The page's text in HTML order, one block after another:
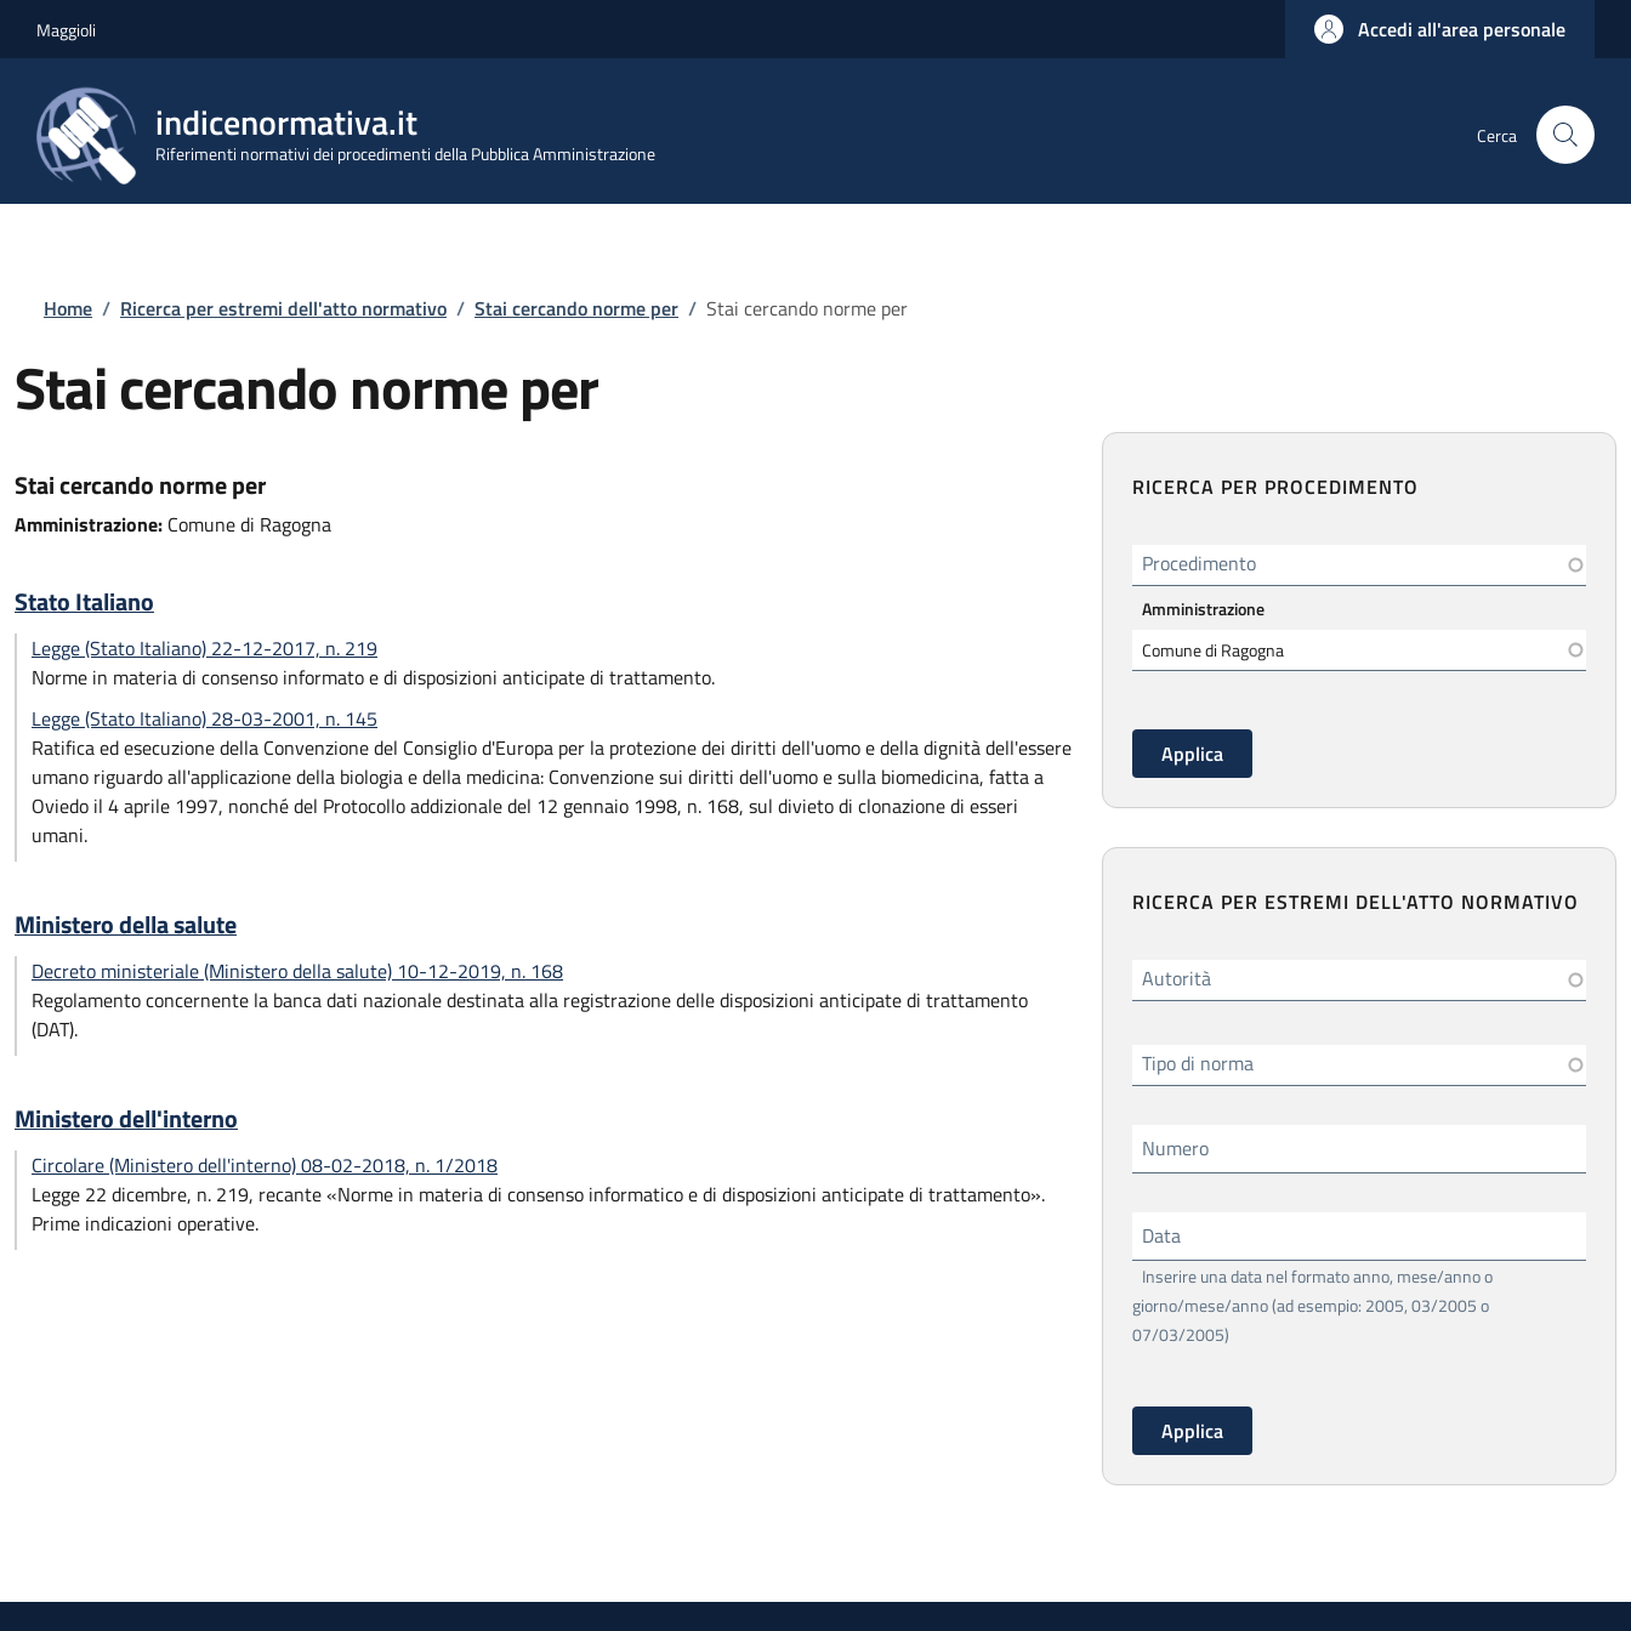
Maggioli Accedi all'area personale
indicenormativa.it
Riferimenti normativi dei procedimenti della Pubblica Amministrazione
Cerca
Briciole di pane
Home / Ricerca per estremi dell'atto normativo / Stai cercando norme per / Stai cercando norme per
Stai cercando norme per
Stai cercando norme per
Amministrazione: Comune di Ragogna
Stato Italiano
Legge (Stato Italiano) 22-12-2017, n. 219
Norme in materia di consenso informato e di disposizioni anticipate di trattamento.
Legge (Stato Italiano) 28-03-2001, n. 145
Ratifica ed esecuzione della Convenzione del Consiglio d'Europa per la protezione dei diritti dell'uomo e della dignità dell'essere
umano riguardo all'applicazione della biologia e della medicina: Convenzione sui diritti dell'uomo e sulla biomedicina, fatta a
Oviedo il 4 aprile 1997, nonché del Protocollo addizionale del 12 gennaio 1998, n. 168, sul divieto di clonazione di esseri
umani.
Ministero della salute
Decreto ministeriale (Ministero della salute) 10-12-2019, n. 168
Regolamento concernente la banca dati nazionale destinata alla registrazione delle disposizioni anticipate di trattamento
(DAT).
Ministero dell'interno
Circolare (Ministero dell'interno) 08-02-2018, n. 1/2018
Legge 22 dicembre, n. 219, recante «Norme in materia di consenso informatico e di disposizioni anticipate di trattamento».
Prime indicazioni operative.
RICERCA PER PROCEDIMENTO
Procedimento
Amministrazione
RICERCA PER ESTREMI DELL'ATTO NORMATIVO
Autorità
Tipo di norma
Numero
Data
Inserire una data nel formato anno, mese/anno o
giorno/mese/anno (ad esempio: 2005, 03/2005 o
07/03/2005)